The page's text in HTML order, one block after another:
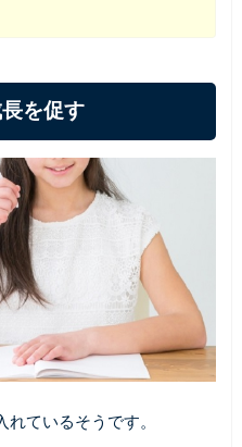
を促す
ているそうです。